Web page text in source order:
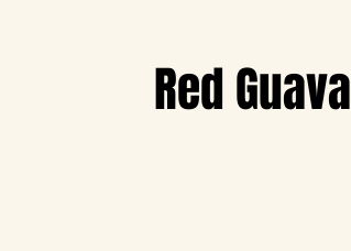
Red Guava